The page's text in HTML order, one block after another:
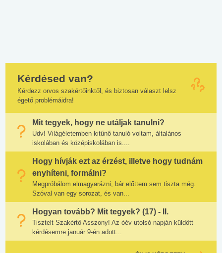
Kérdésed van?
Kérdezz orvos szakértőinktől, és biztosan választ lelsz
égető problémáidra!
Mit tegyek, hogy ne utáljak tanulni?
Üdv! Világéletemben kitűnő tanuló voltam, általános
iskolában és középiskolában is....
Hogy hívják ezt az érzést, illetve hogy tudnám
enyhíteni, formálni?
Megpróbálom elmagyarázni, bár előttem sem tiszta még.
Szóval van egy sorozat, és van...
Hogyan tovább? Mit tegyek? (17) - II.
Tisztelt Szakértő Asszony! Az óév utolsó napján küldött
kérdésemre január 9-én adott...